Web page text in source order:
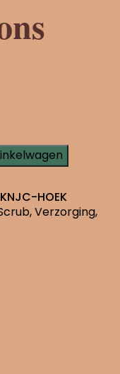
HOEK
,Verzorging,